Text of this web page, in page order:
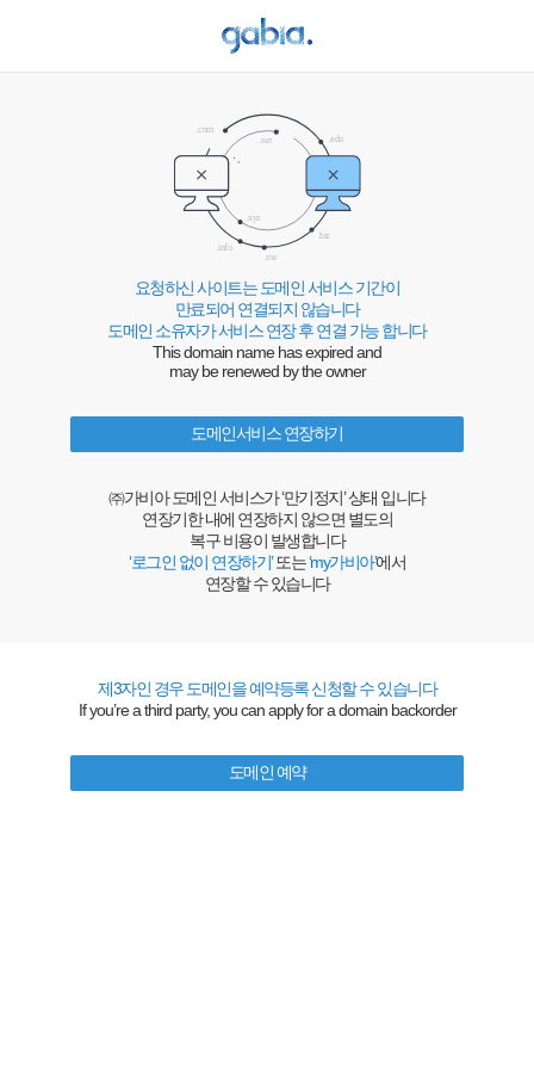
요청하신 사이트는 도메인 서비스 기간이
만료되어 연결되지 않습니다
도메인 소유자가 서비스 연장 후 연결 가능 합니다
This domain name has expired and
may be renewed by the owner
도메인서비스 연장하기
㈜가비아 도메인 서비스가 ‘만기정지’ 상태 입니다
연장기한 내에 연장하지 않으면 별도의
복구 비용이 발생합니다
‘로그인 없이 연장하기’또는‘my가비아’에서
연장할 수 있습니다
제3자인 경우 도메인을 예약등록 신청할 수 있습니다
If you’re a third party, you can apply for a domain backorder
도메인 예약